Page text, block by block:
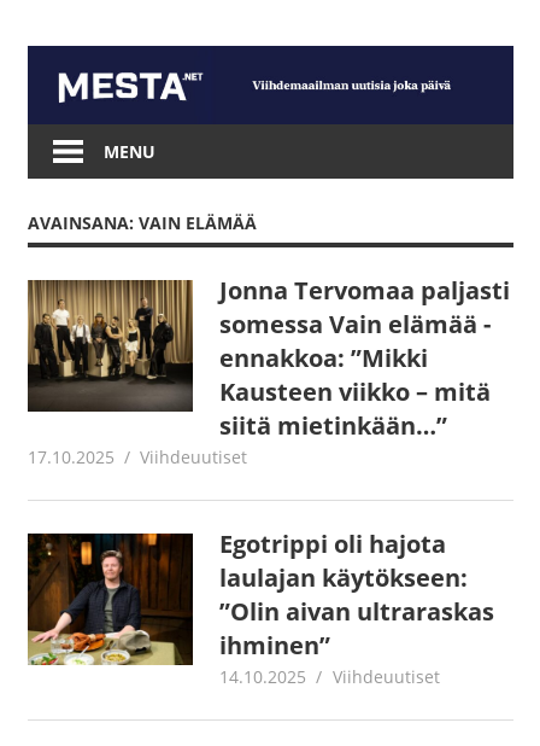
content
Mesta.net
MENU
AVAINSANA: VAIN ELÄMÄÄ
Jonna Tervomaa paljasti
somessa Vain elämää -
ennakkoa: ”Mikki
Kausteen viikko – mitä
siitä mietinkään…”
17.10.2025 Juha Kaunisto
Viihdeuutiset
Egotrippi oli hajota
laulajan käytökseen:
”Olin aivan ultraraskas
ihminen”
14.10.2025 Jouni Hirn
Viihdeuutiset